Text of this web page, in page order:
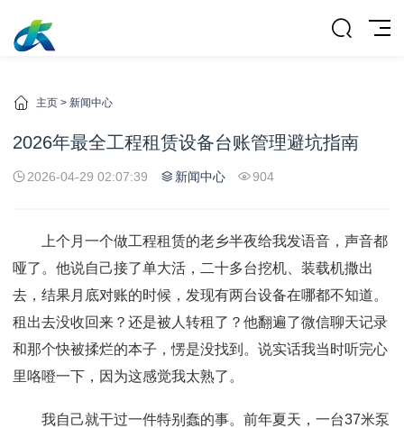
主页 > 新闻中心
2026年最全工程租赁设备台账管理避坑指南
2026-04-29 02:07:39 新闻中心 904
上个月一个做工程租赁的老乡半夜给我发语音，声音都
哑了。他说自己接了单大活，二十多台挖机、装载机撒出
去，结果月底对账的时候，发现有两台设备在哪都不知道。
租出去没收回来？还是被人转租了？他翻遍了微信聊天记录
和那个快被揉烂的本子，愣是没找到。说实话我当时听完心
里咯噔一下，因为这感觉我太熟了。
我自己就干过一件特别蠢的事。前年夏天，一台37米泵